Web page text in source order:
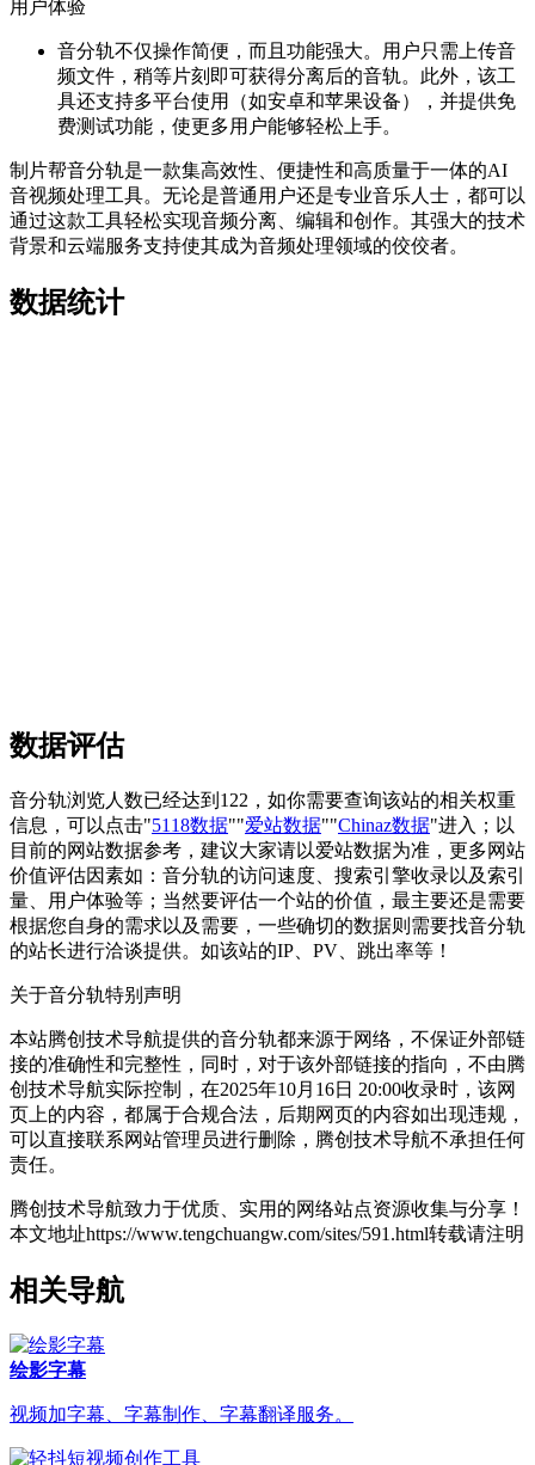
用户体验
音分轨不仅操作简便，而且功能强大。用户只需上传音
频文件，稍等片刻即可获得分离后的音轨。此外，该工
具还支持多平台使用（如安卓和苹果设备），并提供免
费测试功能，使更多用户能够轻松上手。
制片帮音分轨是一款集高效性、便捷性和高质量于一体的AI
音视频处理工具。无论是普通用户还是专业音乐人士，都可以
通过这款工具轻松实现音频分离、编辑和创作。其强大的技术
背景和云端服务支持使其成为音频处理领域的佼佼者。
数据统计
数据评估
音分轨浏览人数已经达到122，如你需要查询该站的相关权重
信息，可以点击"5118数据""爱站数据""Chinaz数据"进入；以
目前的网站数据参考，建议大家请以爱站数据为准，更多网站
价值评估因素如：音分轨的访问速度、搜索引擎收录以及索引
量、用户体验等；当然要评估一个站的价值，最主要还是需要
根据您自身的需求以及需要，一些确切的数据则需要找音分轨
的站长进行洽谈提供。如该站的IP、PV、跳出率等！
关于音分轨特别声明
本站腾创技术导航提供的音分轨都来源于网络，不保证外部链
接的准确性和完整性，同时，对于该外部链接的指向，不由腾
创技术导航实际控制，在2025年10月16日 20:00收录时，该网
页上的内容，都属于合规合法，后期网页的内容如出现违规，
可以直接联系网站管理员进行删除，腾创技术导航不承担任何
责任。
腾创技术导航致力于优质、实用的网络站点资源收集与分享！
本文地址https://www.tengchuangw.com/sites/591.html转载请注明
相关导航
绘影字幕
视频加字幕、字幕制作、字幕翻译服务。